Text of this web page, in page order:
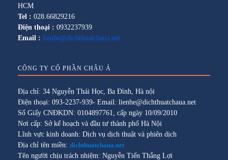
HCM
Tel : 028.66829216
Điện thoại : 0932237939
Email : lienhe@dichthuatchaua.net
CÔNG TY CỔ PHẦN CHÂU Á
Địa chỉ: 34 Nguyễn Thái Học, Ba Đình, Hà nội
Điện thoại: 093-2237-939- Email: lienhe@dichthuatchaua.net
Số Giấy CNĐKDN: 0104897761, cấp ngày 10/09/2010
Nơi cấp: Sở kế hoạch và đầu tư thành phố Hà Nội
Lĩnh vực kinh doanh: Dịch vụ dịch thuật và phiên dịch
Địa chỉ tên miền: dichthuatchaua.net
Tên người chịu trách nhiệm: Nguyễn Tiến Thắng Lợi